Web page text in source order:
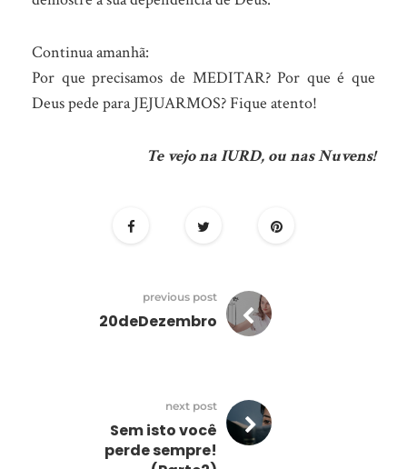
Continua amanhã:
Por que precisamos de MEDITAR? Por que é que
Deus pede para JEJUARMOS? Fique atento!
Te vejo na IURD, ou nas Nuvens!
previous post
20deDezembro
next post
Sem isto você
perde sempre!